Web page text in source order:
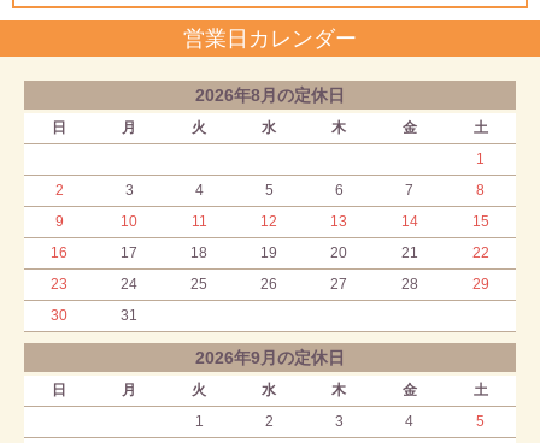
営業日カレンダー
2026年8月の定休日
日 月 火 水 木 金
土
1
2
3 4 5 6 7
8
9
10 11 12 13 14
15
16
17 18 19 20 21
22
23
24 25 26 27 28
29
30
31
2026年9月の定休日
日 月 火 水 木 金
土
1
2 3 4
5